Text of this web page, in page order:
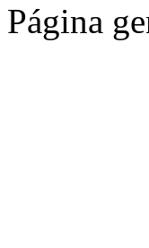
Página